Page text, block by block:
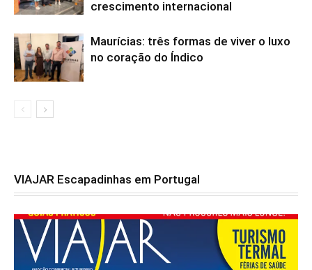
crescimento internacional
Maurícias: três formas de viver o luxo
no coração do Índico
VIAJAR Escapadinhas em Portugal